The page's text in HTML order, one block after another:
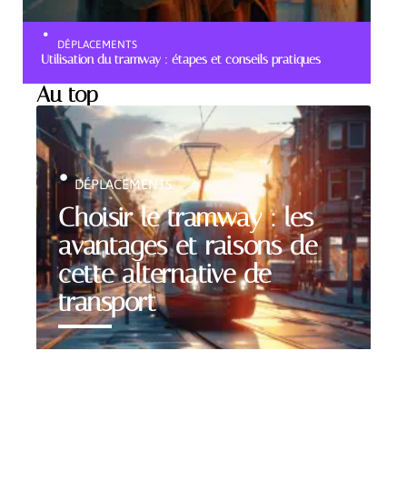
DÉPLACEMENTS
Utilisation du tramway : étapes et conseils pratiques
Au top
Choisir le tramway : les
avantages et raisons de
cette alternative de
transport
DÉPLACEMENTS